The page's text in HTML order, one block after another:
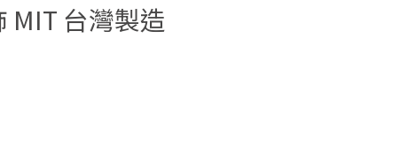
MIT 台灣製造